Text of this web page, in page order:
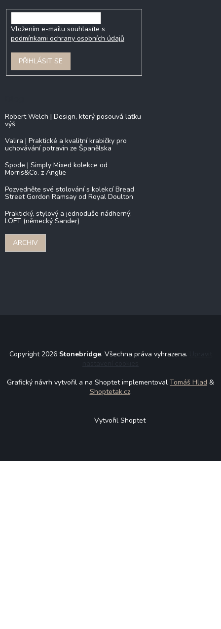
Vložením e-mailu souhlasíte s
podmínkami ochrany osobních údajů
PŘIHLÁSIT SE
Robert Welch | Design, který posouvá laťku
výš
Valira | Praktické a kvalitní krabičky pro
uchovávání potravin ze Španělska
Spode | Simply Mixed kolekce od
Morris&Co. z Anglie
Pozvedněte své stolování s kolekcí Bread
Street Gordon Ramsay od Royal Doulton
Praktický, stylový a jednoduše nádherný:
LOFT (německý Sander)
ARCHIV
Copyright 2026 Stonebridge. Všechna práva vyhrazena.
Grafický návrh vytvořil a na Shoptet implementoval Tomáš Hlad &
Shoptetak.cz.
Vytvořil Shoptet